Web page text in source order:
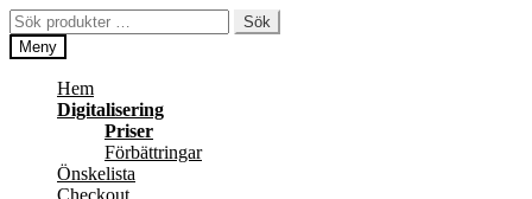
Hoppa
till
navigering
Hoppa
till
innehåll
Sök
efter:
Sök
Meny
Hem
Digitalisering
Priser
Förbättringar
Önskelista
Checkout